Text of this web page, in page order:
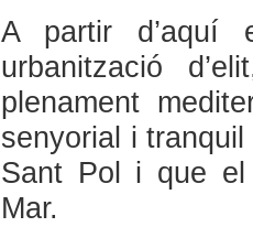
A partir d’aquí
urbanització
plenament
senyorial i
Sant Pol i que el
Mar.